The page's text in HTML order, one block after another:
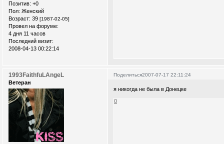
Позитив: +0
Пол: Женский
Возраст: 39 [1987-02-05]
Провел на форуме:
4 дня 11 часов
Последний визит:
2008-04-13 00:22:14
Поделиться2007-07-17 22:11:24
1993FaithfuLAngeL
Ветеран
я никогда не была в Донецке
0